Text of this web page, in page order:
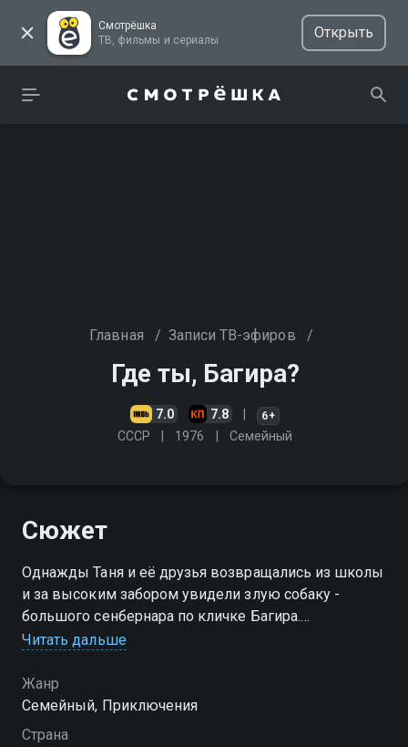
Смотрёшка
ТВ, фильмы и сериалы
Открыть
Главная / Записи ТВ-эфиров /
Где ты, Багира?
7.0 7.8 6+
СССР 1976 Cемейный
Сюжет
Однажды Таня и её друзья возвращались из школы
и за высоким забором увидели злую собаку -
большого сенбернара по кличке Багира.
Подружиться с такой собакой оказалось не так-то
перевоспитать Багиру
Читать дальше
Жанр
Cемейный, Приключения
Страна